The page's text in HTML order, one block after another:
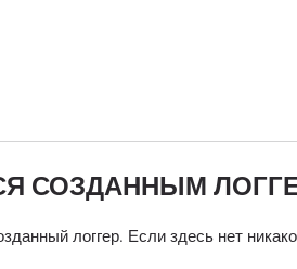
СОЗДАННЫМ
логгер. Если здесь нет